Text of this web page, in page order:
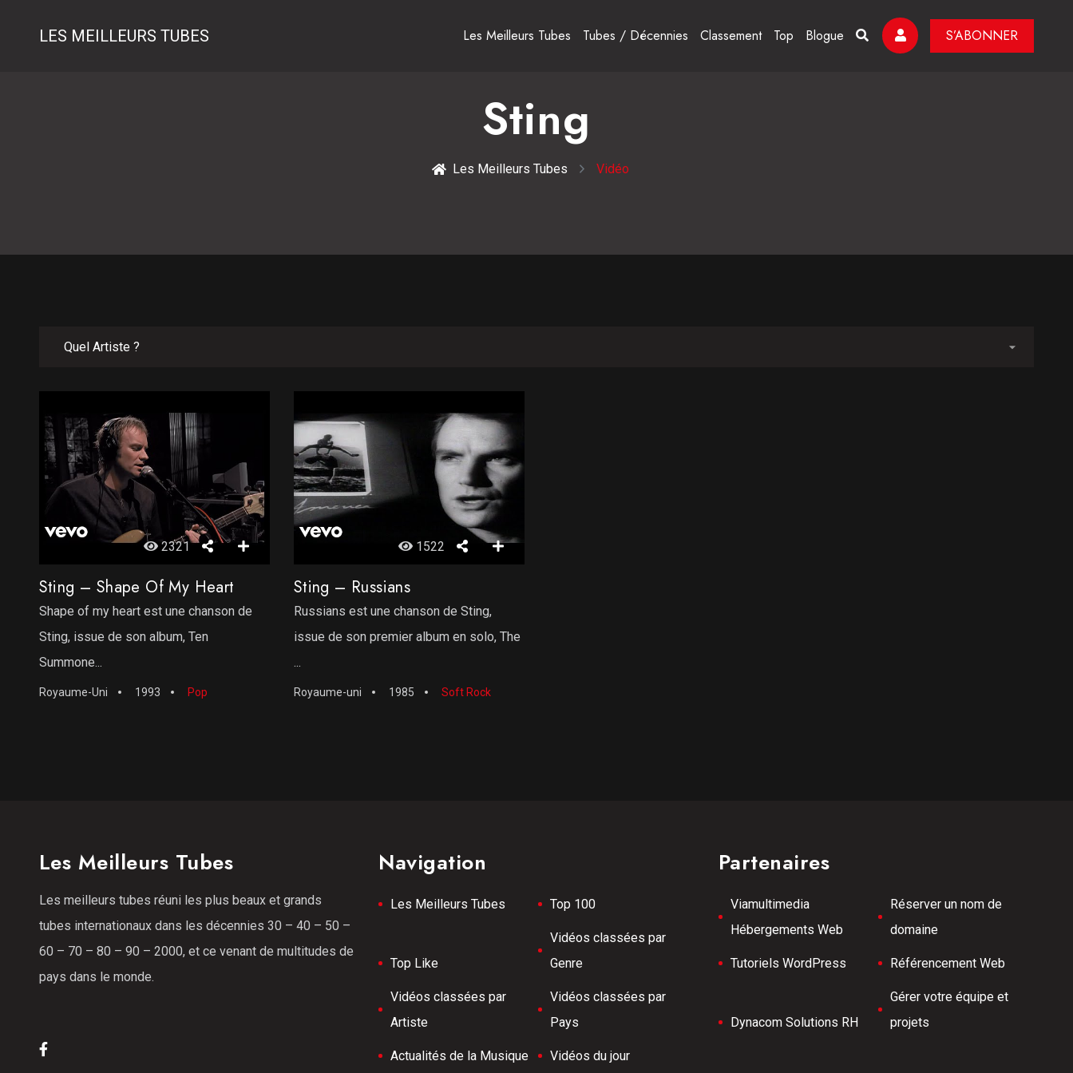
LES MEILLEURS TUBES Les Meilleurs Tubes Tubes / Décennies Classement Top Blogue S’ABONNER
Sting
Les Meilleurs Tubes Vidéo
2321
Sting – Shape Of My Heart
Shape of my heart est une chanson de
Sting, issue de son album, Ten
Summone...
Royaume-Uni 1993 Pop
1522
Sting – Russians
Russians est une chanson de Sting,
issue de son premier album en solo, The
...
Royaume-uni 1985 Soft Rock
Les Meilleurs Tubes
Les meilleurs tubes réuni les plus beaux et grands
tubes internationaux dans les décennies 30 – 40 – 50 –
60 – 70 – 80 – 90 – 2000, et ce venant de multitudes de
pays dans le monde.
Navigation
Les Meilleurs Tubes Top 100
Top Like
Vidéos classées par
Genre
Vidéos classées par
Artiste
Vidéos classées par
Pays
Actualités de la Musique Vidéos du jour
Partenaires
Viamultimedia
Hébergements Web
Réserver un nom de
domaine
Tutoriels WordPress Référencement Web
Dynacom Solutions RH
Gérer votre équipe et
projets